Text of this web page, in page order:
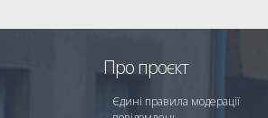
Про проєкт
Єдині правила модерації